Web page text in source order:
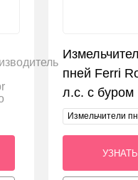
пней Ferri
л.с. с буром
Измельчители